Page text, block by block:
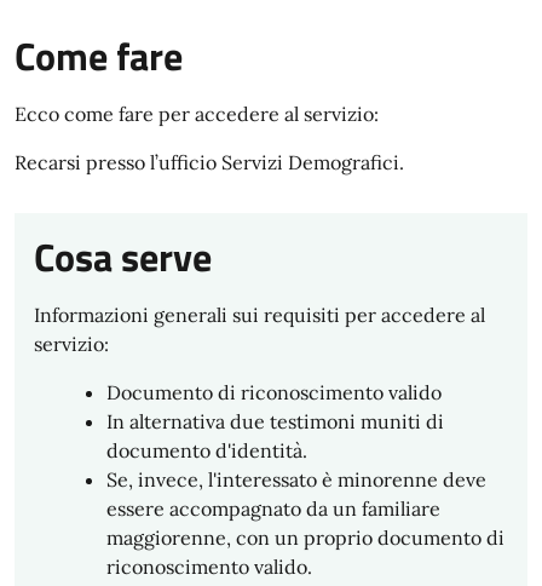
Come fare
Ecco come fare per accedere al servizio:
Recarsi presso l’ufficio Servizi Demografici.
Cosa serve
Informazioni generali sui requisiti per accedere al
servizio:
Documento di riconoscimento valido
In alternativa due testimoni muniti di
documento d'identità.
Se, invece, l'interessato è minorenne deve
essere accompagnato da un familiare
maggiorenne, con un proprio documento di
riconoscimento valido.